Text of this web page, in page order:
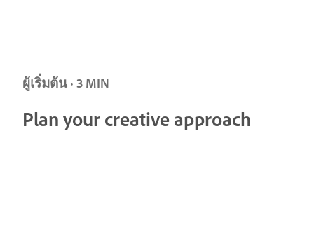
ผู้เริ่มต้น · 3 MIN
Plan your creative approach